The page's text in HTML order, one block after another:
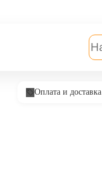
Оплата и доставка